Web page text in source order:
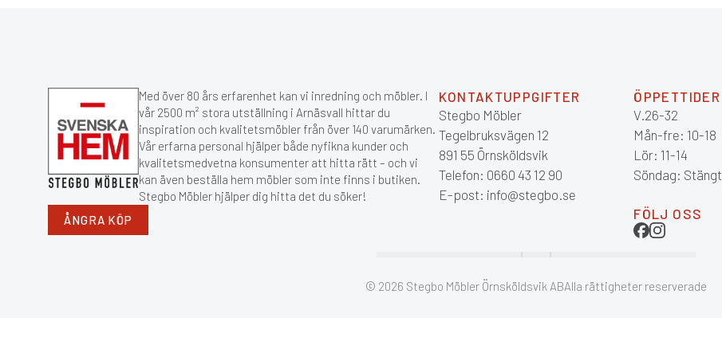
Med över 80 års erfarenhet kan vi inredning och möbler. I
vår 2500 m² stora utställning i Arnäsvall hittar du
inspiration och kvalitetsmöbler från över 140 varumärken.
Vår erfarna personal hjälper både nyfikna kunder och
kvalitetsmedvetna konsumenter att hitta rätt – och vi
kan även beställa hem möbler som inte finns i butiken.
Stegbo Möbler hjälper dig hitta det du söker!
ÅNGRA KÖP
KONTAKTUPPGIFTER
Stegbo Möbler
Tegelbruksvägen 12
891 55 Örnsköldsvik
Telefon: 0660 43 12 90
E-post: info@stegbo.se
ÖPPETTIDER
V.26-32
Mån-fre: 10-18
Lör: 11-14
Söndag: Stängt
FÖLJ OSS
© 2026 Stegbo Möbler Örnsköldsvik ABAlla rättigheter reserverade